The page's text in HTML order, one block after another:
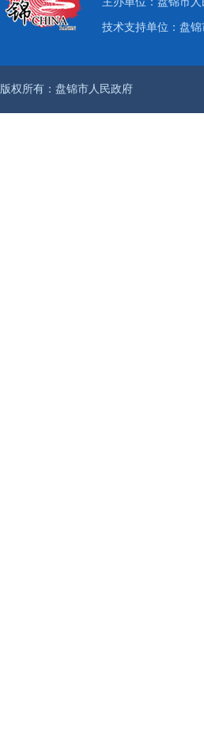
技术支持单位：盘
版权所有：盘锦市人民政府